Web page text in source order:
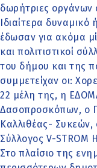
δωρήτριες
Ιδιαίτερα
έδωσαν για ακόμα
και πολιτιστικοί
του δήμου και της
συμμετείχαν οι:
22 μέλη της, η
Δασοπροσκόπων, ο
Καλλιθέας-
Σύλλογος V-STROM
Στο πλαίσιο της